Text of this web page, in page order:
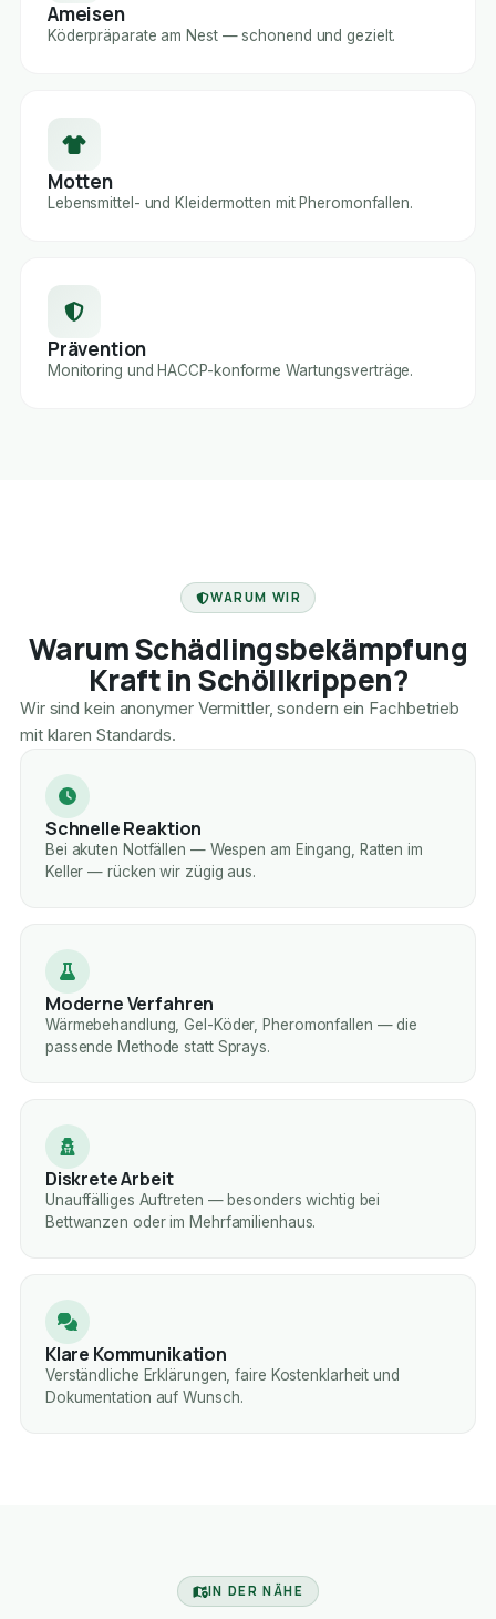
Ameisen
Köderpräparate am Nest — schonend und gezielt.
Motten
Lebensmittel- und Kleidermotten mit Pheromonfallen.
Prävention
Monitoring und HACCP-konforme Wartungsverträge.
WARUM WIR
Warum Schädlingsbekämpfung
Kraft in Schöllkrippen?
Wir sind kein anonymer Vermittler, sondern ein Fachbetrieb
mit klaren Standards.
Schnelle Reaktion
Bei akuten Notfällen — Wespen am Eingang, Ratten im
Keller — rücken wir zügig aus.
Moderne Verfahren
Wärmebehandlung, Gel-Köder, Pheromonfallen — die
passende Methode statt Sprays.
Diskrete Arbeit
Unauffälliges Auftreten — besonders wichtig bei
Bettwanzen oder im Mehrfamilienhaus.
Klare Kommunikation
Verständliche Erklärungen, faire Kostenklarheit und
Dokumentation auf Wunsch.
IN DER NÄHE